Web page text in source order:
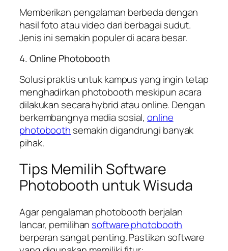
Memberikan pengalaman berbeda dengan
hasil foto atau video dari berbagai sudut.
Jenis ini semakin populer di acara besar.
4. Online Photobooth
Solusi praktis untuk kampus yang ingin tetap
menghadirkan photobooth meskipun acara
dilakukan secara hybrid atau online. Dengan
berkembangnya media sosial,online
photobooth semakin digandrungi banyak
pihak.
Tips Memilih Software
Photobooth untuk Wisuda
Agar pengalaman photobooth berjalan
lancar, pemilihan software photobooth
berperan sangat penting. Pastikan software